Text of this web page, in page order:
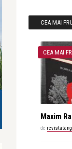
CEA MAI
CEA MAI
Maxim
de